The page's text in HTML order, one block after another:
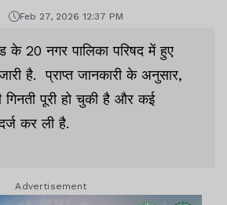
Feb 27, 2026 12:37 PM
के 20 नगर पालिका परिषद में हुए
है. प्राप्त जानकारी के अनुसार,
गिनती पूरी हो चुकी है और कई
कर ली है.
Advertisement